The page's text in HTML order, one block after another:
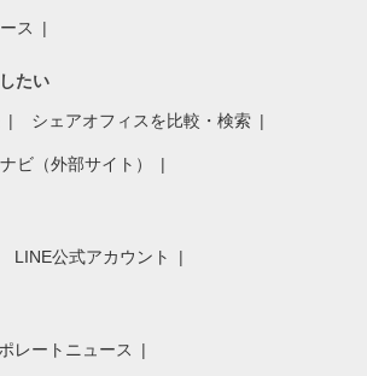
ス
たい
シェアオフィスを比較・検索
ビ（外部サイト）
LINE公式アカウント
レートニュース